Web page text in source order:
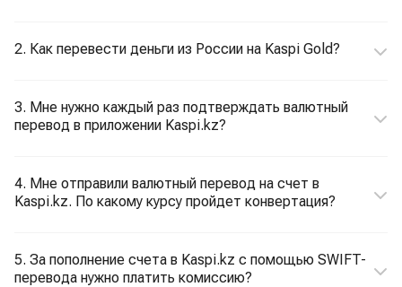
2. Как перевести деньги из России на Kaspi Gold?
3. Мне нужно каждый раз подтверждать валютный
перевод в приложении Kaspi.kz?
4. Мне отправили валютный перевод на счет в
Kaspi.kz. По какому курсу пройдет конвертация?
5. За пополнение счета в Kaspi.kz с помощью SWIFT-
перевода нужно платить комиссию?